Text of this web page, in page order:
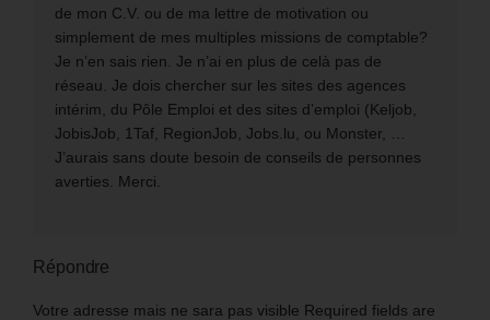
de mon C.V. ou de ma lettre de motivation ou
simplement de mes multiples missions de comptable?
Je n’en sais rien. Je n’ai en plus de celà pas de
réseau. Je dois chercher sur les sites des agences
intérim, du Pôle Emploi et des sites d’emploi (Keljob,
JobisJob, 1Taf, RegionJob, Jobs.lu, ou Monster, …
J’aurais sans doute besoin de conseils de personnes
averties. Merci.
Répondre
Votre adresse mais ne sara pas visible Required fields are